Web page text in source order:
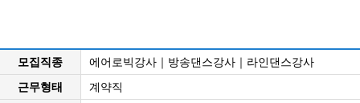
모집직종
에어로빅강사｜방송댄스강사｜라인댄스강사
근무형태
계약직